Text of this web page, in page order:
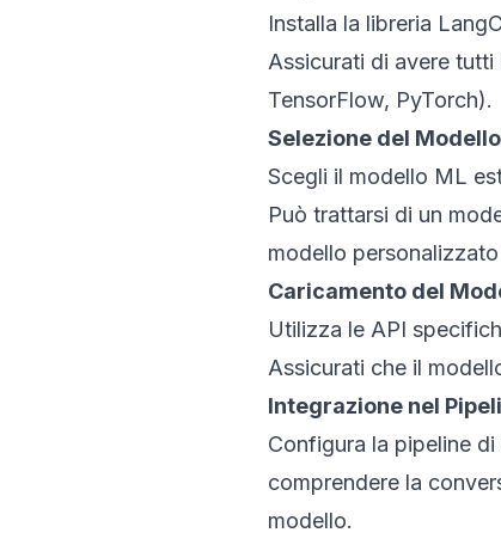
Installa la libreria
Assicurati di avere tutti
TensorFlow, PyTorch).
Selezione del
Scegli il modello ML
Può trattarsi di un
modello
Caricamento del
Utilizza le API
Assicurati che il
Integrazione nel
Configura la pipeline
comprendere la
modello.